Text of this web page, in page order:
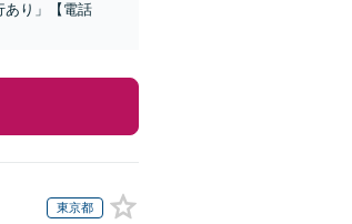
あり」【電話
東京都